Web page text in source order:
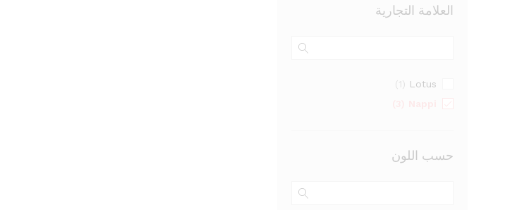
العلامة التجارية
Lotus
(1)
حسب اللون